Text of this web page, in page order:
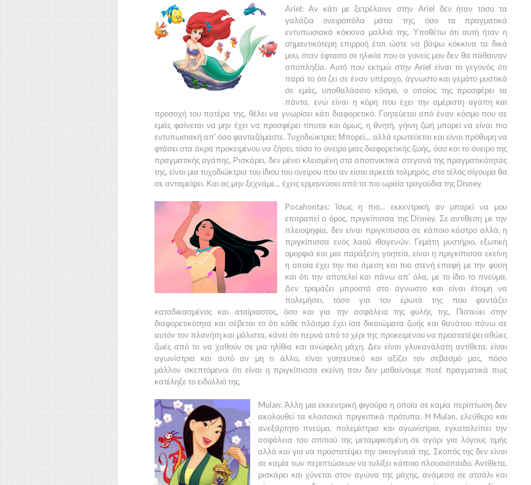
Ariel: Αν κάτι με ξετρέλαινε στην Ariel δεν ήταν τόσο τα
γαλάζια ονειροπόλα μάτια της, όσο τα πραγματικά
εντυπωσιακά κόκκινα μαλλιά της. Υποθέτω ότι αυτή ήταν η
σημαντικότερη επιρροή έτσι ώστε να βάψω κόκκινα τα δικά
μου, όταν έφτασα σε ηλικία που οι γονείς μου δεν θα πάθαιναν
αποπληξία. Αυτό που εκτιμώ στηνArielείναι το γεγονός ότι
παρά το ότι ζει σε έναν υπέροχο, άγνωστο και γεμάτο μυστικά
σε εμάς, υποθαλάσσιο κόσμο, ο οποίος της προσφέρει τα
πάντα, ενώ είναι η κόρη που έχει την αμέριστη αγάπη και
προσοχή του πατέρα της, θέλει να γνωρίσει κάτι διαφορετικό. Γοητεύεται από έναν κόσμο που σε
εμάς φαίνεται να μην έχει να προσφέρει τίποτα και όμως, η θνητή, γήινη ζωή μπορεί να είναι πιο
εντυπωσιακή απ' όσο φανταζόμαστε. Τυχοδιώκτρια; Μπορεί... αλλά ερωτεύεται και είναι πρόθυμη να
φτάσει στα άκρα προκειμένου να ζήσει, τόσο το όνειρο μιας διαφορετικής ζωής, όσο και το όνειρο της
πραγματικής αγάπης. Ρισκάρει, δεν μένει κλεισμένη στα αποπνικτικά στεγανά της πραγματικότητάς
της, είναι μια τυχοδιώκτρια του ίδιου του ονείρου που αν είσαι αρκετά τολμηρός, στο τέλος σίγουρα θα
σε ανταμείψει. Και ας μην ξεχνάμε... έχεις ερμηνεύσει από τα πιο ωραία τραγούδια της Disney.
Pocahontas: Ίσως η πιο... εκκεντρική, αν μπορεί να μου
επιτραπεί ο όρος, πριγκίπισσα της Disney. Σε αντίθεση με την
πλειοψηφία, δεν είναι πριγκίπισσα σε κάποιο κάστρο αλλά, η
πριγκίπισσα ενός λαού ιθαγενών. Γεμάτη μυστήριο, εξωτική
ομορφιά και μια παράξενη γοητεία, είναι η πριγκίπισσα εκείνη
η οποία έχει την πιο άμεση και πιο στενή επαφή με την φύση
και ότι την αποτελεί και πάνω απ' όλα, με το ίδιο το πνεύμα.
Δεν τρομάζει μπροστά στο άγνωστο και είναι έτοιμη να
πολεμήσει, τόσο για τον έρωτά της που φαντάζει
καταδικασμένος και αταίριαστος, όσο και για την ασφάλεια της φυλής της. Πιστεύει στην
διαφορετικότητα και σέβεται το ότι κάθε πλάσμα έχει ίσα δικαιώματα ζωής και θανάτου πάνω σε
αυτόν τον πλανήτη και μάλιστα, κάνει ότι περνά από το χέρι της προκειμένου να προστατέψει αθώες
ζωές από το να χαθούν σε μια ηλίθια και ανώφελη μάχη. Δεν είναι γλυκανάλατη αντίθετα, είναι
αγωνίστρια και αυτό αν μη τι άλλο, είναι γοητευτικό και αξίζει τον σεβασμό μας, πόσο
μάλλον σκεπτόμενοι ότι είναι η πριγκίπισσα εκείνη που δεν μαθαίνουμε ποτέ πραγματικά πως
κατέληξε το ειδύλλιό της.
Mulan: Άλλη μια εκκεντρική φιγούρα η οποία σε καμία περίπτωση δεν
ακολουθεί τα κλασσικά πριγκιπικά πρότυπα. Η Mulan, ελεύθερο και
ανεξάρτητο πνεύμα, πολεμίστρια και αγωνίστρια, εγκαταλείπει την
ασφάλεια του σπιτιού της μεταμφιεσμένη σε αγόρι για λόγους τιμής
αλλά και για να προστατέψει την οικογένειά της. Σκοπός της δεν είναι
σε καμία των περιπτώσεων να τυλίξει κάποιο πλουσιόπαιδο. Αντίθετα,
ρισκάρει και χύνεται στον αγώνα της μάχης, ανάμεσα σε ατσάλι και